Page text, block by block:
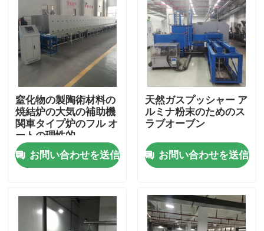
家
プロダクト
窒化物の製陶術材料の
焼結炉の大気の補助機
関車タイプ炉のフル オ
ートの理性的
お問い合わせを送信
天然ガスプッシャー ア
ルミナ粉末のためのス
ラブオーブン
お問い合わせを送信